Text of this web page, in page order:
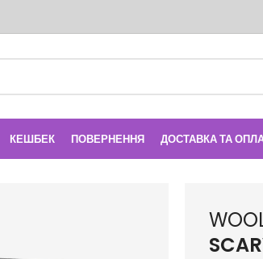
КЕШБЕК ПОВЕРНЕННЯ ДОСТАВКА ТА